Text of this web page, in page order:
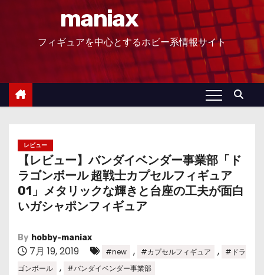
maniax
フィギュアを中心とするホビー系情報サイト
レビュー
【レビュー】バンダイベンダー事業部「ド
ラゴンボール 超戦士カプセルフィギュア
01」メタリックな輝きと台座の工夫が面白
いガシャポンフィギュア
By hobby-maniax
7月 19, 2019 #new , #カプセルフィギュア ,
#ドラ
ゴンボール
, #バンダイベンダー事業部